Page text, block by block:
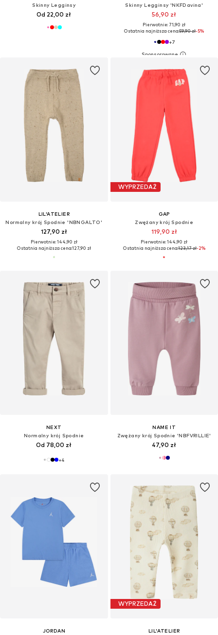
Skinny Legginsy
Od 22,00 zł
Skinny Legginsy 'NKFDavina'
56,90 zł
Pierwotnie: 71,90 zł
Ostatnia najniższa cena:59,90 zł-5%
+7
LIL'ATELIER
Normalny krój Spodnie 'NBNGALTO'
127,90 zł
Pierwotnie: 144,90 zł
Ostatnia najniższa cena:127,90 zł
WYPRZEDAŻ
GAP
Zwężany krój Spodnie
119,90 zł
Pierwotnie: 144,90 zł
Ostatnia najniższa cena:123,17 zł-2%
NEXT
Normalny krój Spodnie
Od 78,00 zł
+4
NAME IT
Zwężany krój Spodnie 'NBFVRILLIE'
47,90 zł
JORDAN
WYPRZEDAŻ
LIL'ATELIER